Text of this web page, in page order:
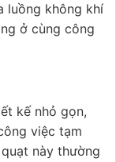
luồng không khí
ở cùng công
kế nhỏ gọn,
việc tạm
này thường